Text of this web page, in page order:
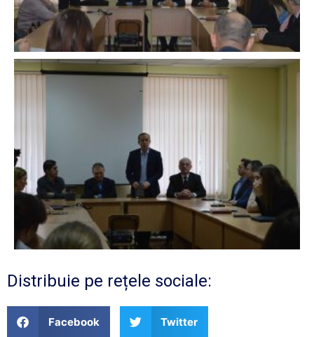
Distribuie pe rețele sociale:
Facebook Twitter